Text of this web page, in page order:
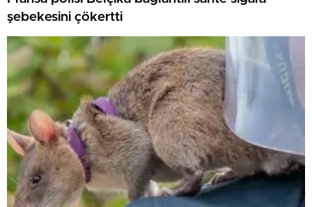
şebekesini çökertti